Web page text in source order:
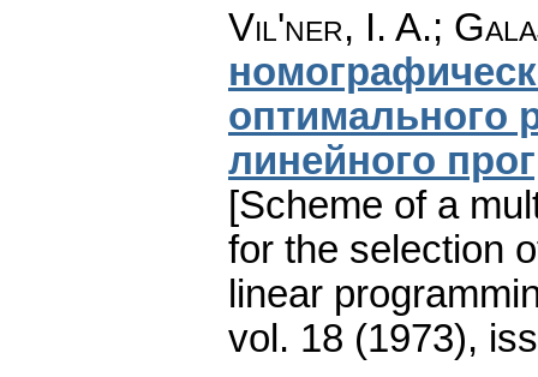
Vil'ner, I. A.;
оптимального
линейного
[Scheme of a
for the selection
linear
vol. 18 (1973),